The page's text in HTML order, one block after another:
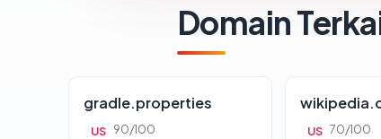
Domain
gradle.properties
US 90/100 US 70/100